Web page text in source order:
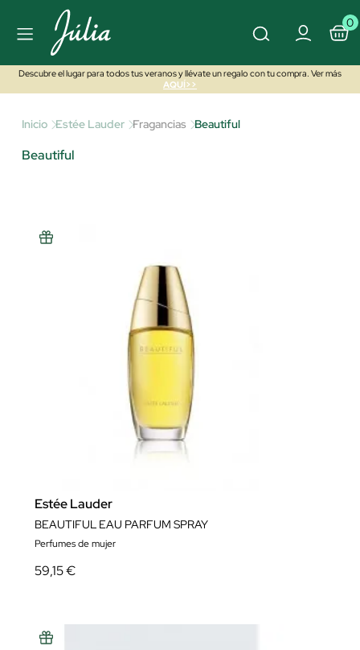
0
Descubre el lugar para todos tus veranos y llévate un regalo con tu compra. Ver más
AQUÍ>>
Inicio Estée Lauder Fragancias Beautiful
Beautiful
Estée Lauder
BEAUTIFUL EAU PARFUM SPRAY
Perfumes de mujer
59,15 €